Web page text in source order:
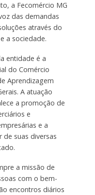
a Fecomércio MG
das demandas
através do
a sociedade.
entidade é a
do Comércio
Aprendizagem
A atuação
a promoção de
e
e a
suas diversas
a missão de
com o bem-
encontros diários